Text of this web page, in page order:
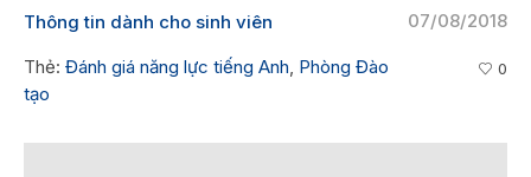
07/08/2018
Thông tin dành cho sinh viên
Thẻ: Đánh giá năng lực tiếng Anh, Phòng Đào
tạo
0